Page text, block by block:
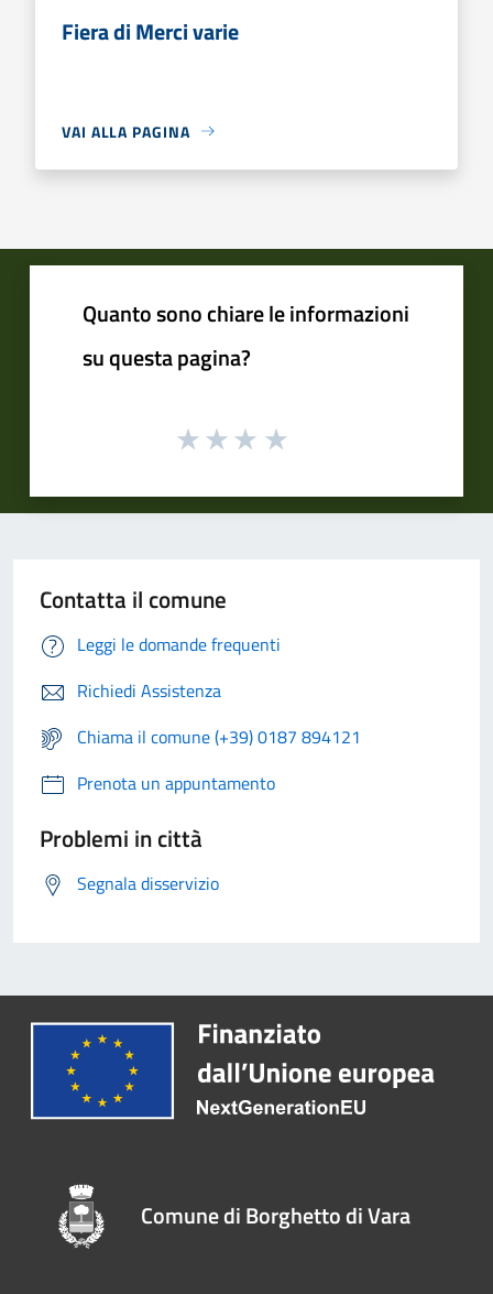
Fiera di Merci varie
VAI ALLA PAGINA
Quanto sono chiare le informazioni
su questa pagina?
Contatta il comune
Leggi le domande frequenti
Richiedi Assistenza
Chiama il comune (+39) 0187 894121
Prenota un appuntamento
Problemi in città
Segnala disservizio
Comune di Borghetto di Vara